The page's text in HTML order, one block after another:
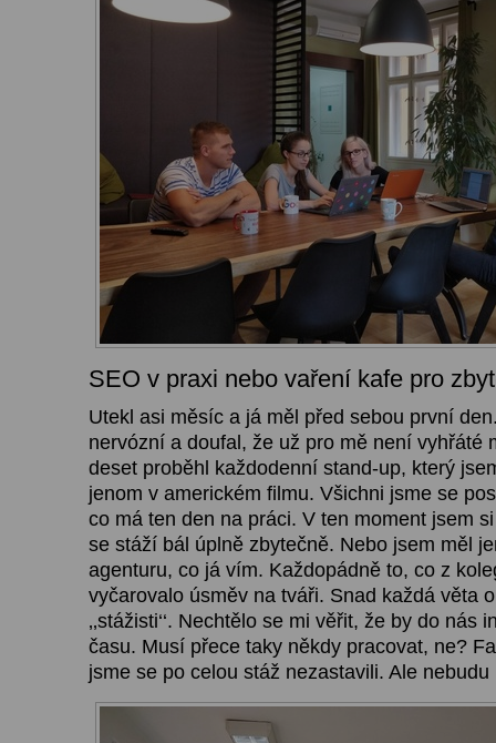
SEO v praxi nebo vaření kafe pro
Utekl asi měsíc a já měl před sebou první
nervózní a doufal, že už pro mě není vyhřáté
deset proběhl každodenní stand-up, který
jenom v americkém filmu. Všichni jsme se
co má ten den na práci. V ten moment jsem
se stáží bál úplně zbytečně. Nebo jsem měl
agenturu, co já vím. Každopádně to, co z
vyčarovalo úsměv na tváři. Snad každá věta
‚‚stážisti‘‘. Nechtělo se mi věřit, že by do nás
času. Musí přece taky někdy pracovat, ne?
jsme se po celou stáž nezastavili. Ale